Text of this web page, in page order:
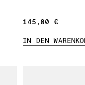
145,00 €
145,00 €
IN DEN